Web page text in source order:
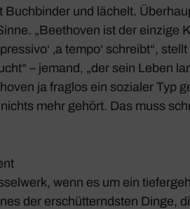
Buch­binder und lächelt.
„Beet­hoven ist der einzige
‚a tempo‘ schreibt“,
– jemand, „der sein Leben
ja fraglos ein sozialer Typ
mehr gehört. Das muss
wenn es um ein
der erschüt­terndsten Dinge,